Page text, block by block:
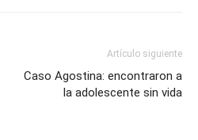
Artículo siguiente
Caso Agostina: encontraron a
la adolescente sin vida